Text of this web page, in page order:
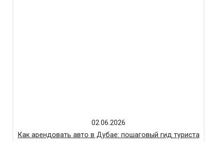
02.06.2026
Как арендовать авто в Дубае: пошаговый гид туриста